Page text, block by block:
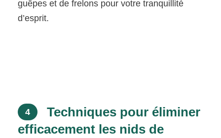
guêpes et de frelons pour votre tranquillité
d’esprit.
4
Techniques pour éliminer
efficacement les nids de